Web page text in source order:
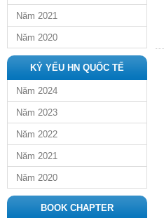
Năm 2021
Năm 2020
KỶ YẾU HN QUỐC TẾ
Năm 2024
Năm 2023
Năm 2022
Năm 2021
Năm 2020
BOOK CHAPTER